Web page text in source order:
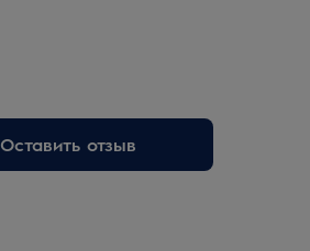
Оставить отзыв